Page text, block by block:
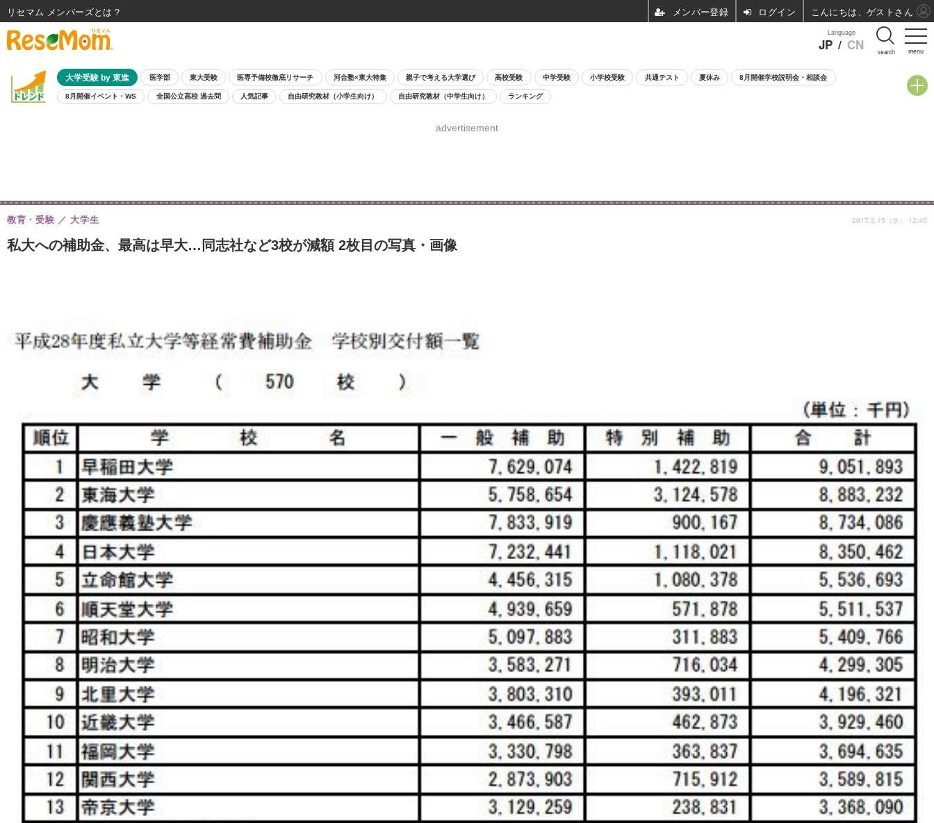
menu
Language
JP / CN search
大学受験 by 東進 医学部 東大受験 医専予備校徹底リサーチ 河合塾×東大特集 親子で考える大学選び 高校受験 中学受験 小学校受験 共通テスト 夏休み 8月開催学校説明会・相談会
8月開催イベント・WS 全国公立高校 過去問 人気記事 自由研究教材（小学生向け） 自由研究教材（中学生向け） ランキング
advertisement
私大への補助金、最高は早大…同志社など3校が減額 2枚目の写真・画像
教育・受験 大学生 2017.3.15（水） 12:45
リセマム メンバーズ ログイン こんにちは、ゲストさん